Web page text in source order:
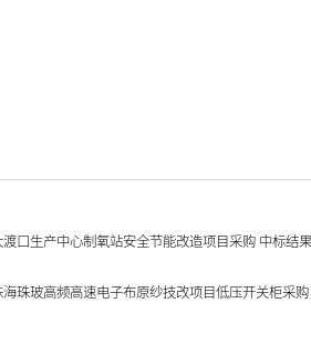
渡口生产中心制氧站安全节能改造项目采购 中标结
海珠玻高频高速电子布原纱技改项目低压开关柜采